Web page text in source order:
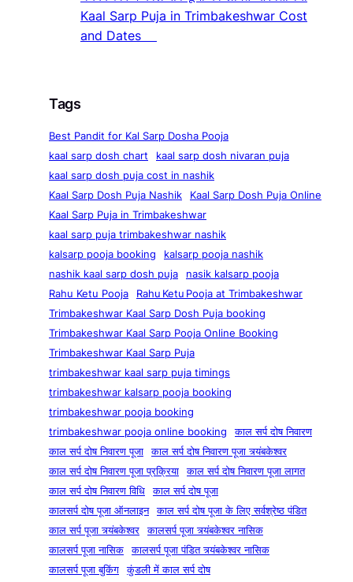
Kaal Sarp Puja in Trimbakeshwar Cost
and Dates
Tags
Best Pandit for Kal Sarp Dosha Pooja
kaal sarp dosh chart
kaal sarp dosh nivaran puja
kaal sarp dosh puja cost in nashik
Kaal Sarp Dosh Puja Nashik
Kaal Sarp Dosh Puja Online
Kaal Sarp Puja in Trimbakeshwar
kaal sarp puja trimbakeshwar nashik
kalsarp pooja booking
kalsarp pooja nashik
nashik kaal sarp dosh puja
nasik kalsarp pooja
Rahu Ketu Pooja
Rahu Ketu Pooja at Trimbakeshwar
Trimbakeshwar Kaal Sarp Dosh Puja booking
Trimbakeshwar Kaal Sarp Pooja Online Booking
Trimbakeshwar Kaal Sarp Puja
trimbakeshwar kaal sarp puja timings
trimbakeshwar kalsarp pooja booking
trimbakeshwar pooja booking
trimbakeshwar pooja online booking
काल सर्प दोष निवारण
काल सर्प दोष निवारण पूजा
काल सर्प दोष निवारण पूजा त्र्यंबकेश्वर
काल सर्प दोष निवारण पूजा प्रक्रिया
काल सर्प दोष निवारण पूजा लागत
काल सर्प दोष निवारण विधि
काल सर्प दोष पूजा
कालसर्प दोष पूजा ऑनलाइन
काल सर्प दोष पूजा के लिए सर्वश्रेष्ठ पंडित
काल सर्प पूजा त्र्यंबकेश्वर
कालसर्प पूजा त्र्यंबकेश्वर नासिक
कालसर्प पूजा नासिक
कालसर्प पूजा पंडित त्र्यंबकेश्वर नासिक
कालसर्प पूजा बुकिंग
कुंडली में काल सर्प दोष